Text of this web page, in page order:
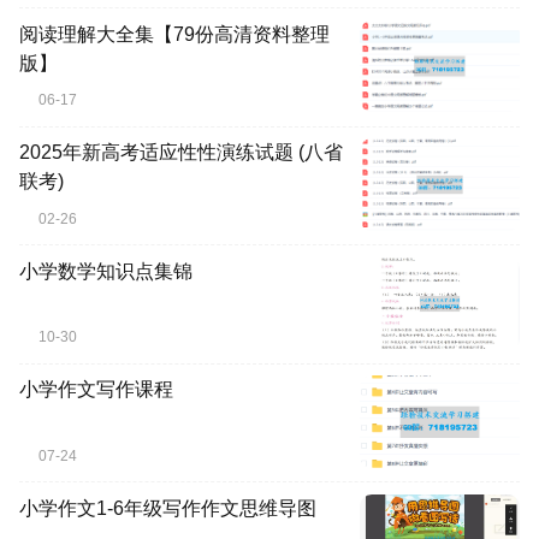
阅读理解大全集【79份高清资料整理
版】
06-17
2025年新高考适应性性演练试题 (八省
联考)
02-26
小学数学知识点集锦
10-30
小学作文写作课程
07-24
小学作文1-6年级写作作文思维导图